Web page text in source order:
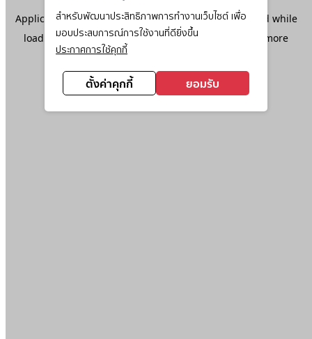
สำหรับพัฒนาประสิทธิภาพการทำงานเว็บไซต์ เพื่อ
มอบประสบการณ์การใช้งานที่ดียิ่งขึ้น
ประกาศการใช้คุกกี้
ตั้งค่าคุกกี้ ยอมรับ
Application error: aclient-side exception has occurred while
loadingwww.ktc.co.th(see the browser console
for more
information).